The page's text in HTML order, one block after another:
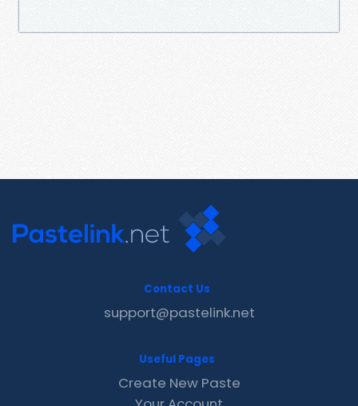
Contact Us
support@pastelink.net
Useful Pages
Create New Paste